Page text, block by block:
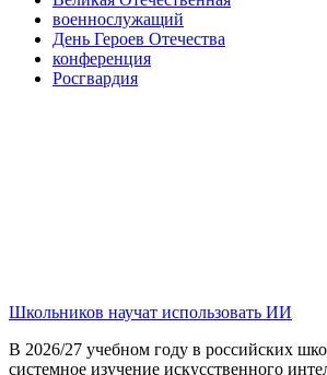
военнослужащий
День Героев Отечества
конференция
Росгвардия
Школьников научат использовать ИИ
В 2026/27 учебном году в российских
системное изучение искусственного